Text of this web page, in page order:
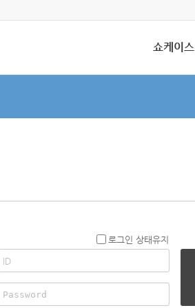
쇼케이스
로그인 상태유지